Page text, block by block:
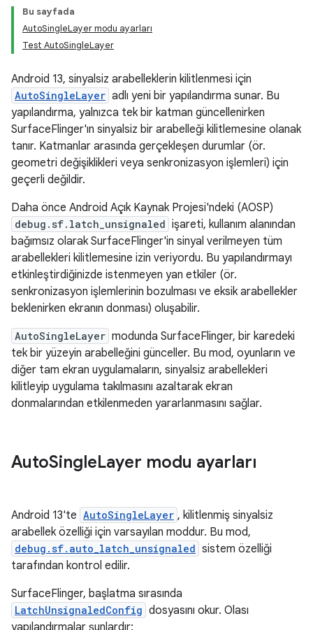
Bu sayfada
AutoSingleLayer modu ayarları
Test AutoSingleLayer
Android 13, sinyalsiz arabelleklerin kilitlenmesi için
AutoSingleLayer adlı yeni bir yapılandırma sunar. Bu
yapılandırma, yalnızca tek bir katman güncellenirken
SurfaceFlinger'ın sinyalsiz bir arabelleği kilitlemesine olanak
tanır. Katmanlar arasında gerçekleşen durumlar (ör.
geometri değişiklikleri veya senkronizasyon işlemleri) için
geçerli değildir.
Daha önce Android Açık Kaynak Projesi'ndeki (AOSP)
debug.sf.latch_unsignaled işareti, kullanım alanından
bağımsız olarak SurfaceFlinger'in sinyal verilmeyen tüm
arabellekleri kilitlemesine izin veriyordu. Bu yapılandırmayı
etkinleştirdiğinizde istenmeyen yan etkiler (ör.
senkronizasyon işlemlerinin bozulması ve eksik arabellekler
beklenirken ekranın donması) oluşabilir.
AutoSingleLayer modunda SurfaceFlinger, bir karedeki
tek bir yüzeyin arabelleğini günceller. Bu mod, oyunların ve
diğer tam ekran uygulamaların, sinyalsiz arabellekleri
kilitleyip uygulama takılmasını azaltarak ekran
donmalarından etkilenmeden yararlanmasını sağlar.
AutoSingleLayer modu ayarları
Android 13'te AutoSingleLayer , kilitlenmiş sinyalsiz
arabellek özelliği için varsayılan moddur. Bu mod,
debug.sf.auto_latch_unsignaled sistem özelliği
tarafından kontrol edilir.
SurfaceFlinger, başlatma sırasında
LatchUnsignaledConfig dosyasını okur. Olası
yapılandırmalar şunlardır: